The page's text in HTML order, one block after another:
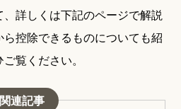
詳しくは下記のページで解説
控除できるものについても紹
覧ください。
連記事